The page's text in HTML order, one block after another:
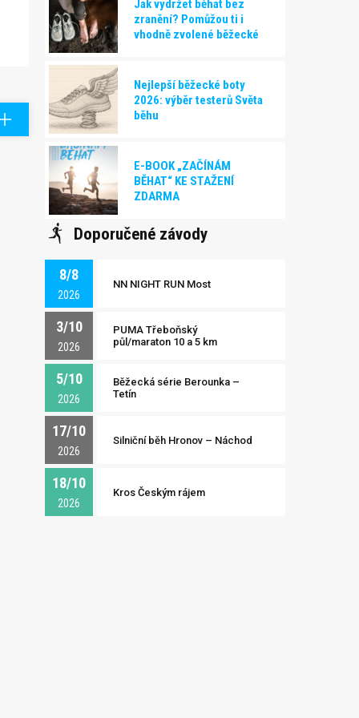
Jak vydržet běhat bez
zranění? Pomůžou ti i
vhodně zvolené běžecké
Nejlepší běžecké boty
2026: výběr testerů Světa
běhu
E-BOOK „ZAČÍNÁM
BĚHAT“ KE STAŽENÍ
ZDARMA
Doporučené závody
8/8
2026
NN NIGHT RUN Most
3/10
2026
PUMA Třeboňský
půl/maraton 10 a 5 km
5/10
2026
Běžecká série Berounka –
Tetín
17/10
2026
Silniční běh Hronov – Náchod
18/10
2026
Kros Českým rájem